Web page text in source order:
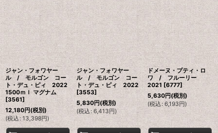
ジャン・フォワヤー
ル / モルゴン コー
ト・デュ・ピィ 2022
1500ｍｌ マグナム
[3561]
12,180円(税別)
(税込: 13,398円)
ジャン・フォワヤー
ル / モルゴン コー
ト・デュ・ピィ 2022
[3553]
5,830円(税別)
(税込 : 6,413円)
ドメーヌ・プティ・ロ
ワ / フルーリー
2021 [6777]
5,630円(税別)
(税込 : 6,193円)